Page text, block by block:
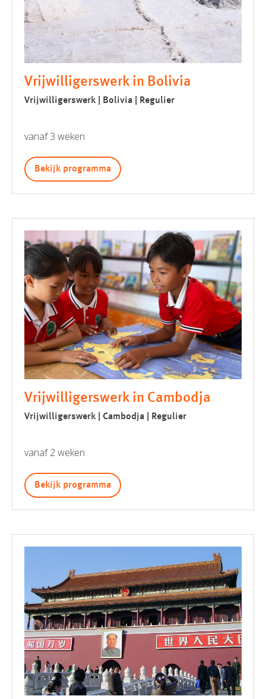
Vrijwilligerswerk in Bolivia
Vrijwilligerswerk | Bolivia | Regulier
vanaf 3 weken
Bekijk programma
Vrijwilligerswerk in Cambodja
Vrijwilligerswerk | Cambodja | Regulier
vanaf 2 weken
Bekijk programma